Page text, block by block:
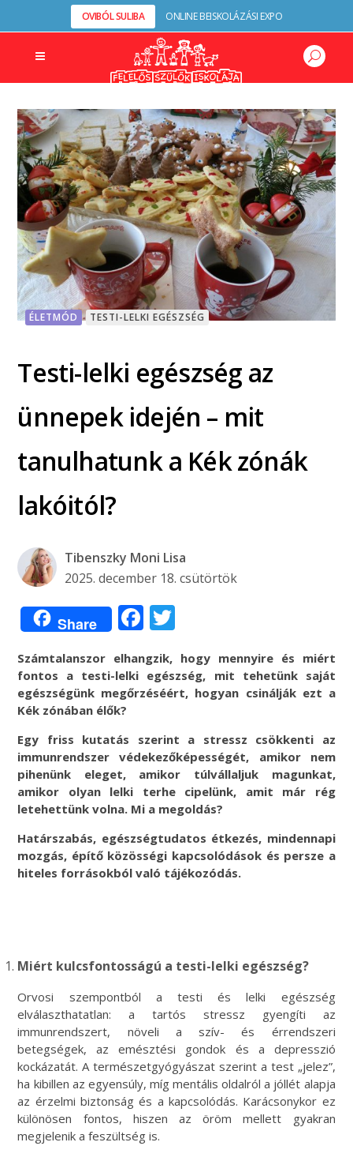
OVIBÓL SULIBA ONLINE BEISKOLÁZÁSI EXPO
ÉLETMÓD TESTI-LELKI EGÉSZSÉG
Testi-lelki egészség az
ünnepek idején – mit
tanulhatunk a Kék zónák
lakóitól?
Tibenszky Moni Lisa
2025. december 18. csütörtök
Share Facebook
Számtalanszor elhangzik, hogy mennyire és miért
fontos a testi-lelki egészség, mit tehetünk saját
egészségünk megőrzéséért, hogyan csinálják ezt a
Kék zónában élők?
Egy friss kutatás szerint a stressz csökkenti az
immunrendszer védekezőképességét, amikor nem
pihenünk eleget, amikor túlvállaljuk magunkat,
amikor olyan lelki terhe cipelünk, amit már rég
letehettünk volna. Mi a megoldás?
Határszabás, egészségtudatos étkezés, mindennapi
mozgás, építő közösségi kapcsolódások és persze a
hiteles forrásokból való tájékozódás.
Miért kulcsfontosságú a testi-lelki egészség?
Orvosi szempontból a testi és lelki egészség
elválaszthatatlan: a tartós stressz gyengíti az
immunrendszert, növeli a szív- és érrendszeri
betegségek, az emésztési gondok és a depresszió
kockázatát. A természetgyógyászat szerint a test „jelez”,
ha kibillen az egyensúly, míg mentális oldalról a jóllét alapja
az érzelmi biztonság és a kapcsolódás. Karácsonykor ez
különösen fontos, hiszen az öröm mellett gyakran
megjelenik a feszültség is.